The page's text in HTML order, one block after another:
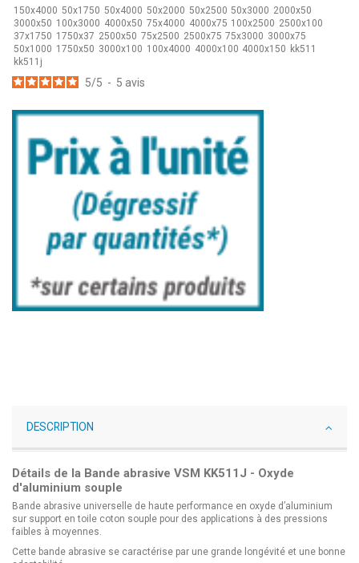
150x4000 50x1750 50x4000 50x2000 50x2500 50x3000 2000x50
3000x50 100x3000 4000x50 75x4000 4000x75 100x2500 2500x100
37x1750 1750x37 2500x50 75x2500 2500x75 75x3000 3000x75
50x1000 1750x50 3000x100 100x4000 4000x100 4000x150 kk511
kk511j
5/5 - 5 avis
DESCRIPTION
Détails de la Bande abrasive VSM KK511J - Oxyde
d'aluminium souple
Bande abrasive universelle de haute performance en oxyde d’aluminium
sur support en toile coton souple pour des applications à des pressions
faibles à moyennes.
Cette bande abrasive se caractérise par une grande longévité et une bonne